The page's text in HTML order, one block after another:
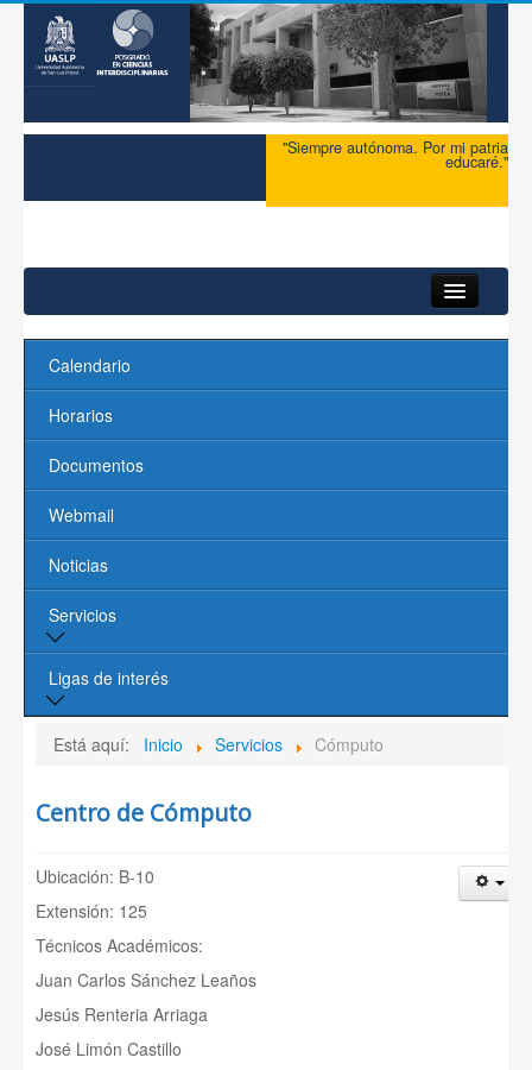
"Siempre autónoma. Por mi patria
educaré."
Acerca del PCI
Maestría
Doctorado
Profesores
Líneas de Investigación
Contacto
Calendario
Horarios
Documentos
Webmail
Noticias
Servicios
Biblioteca
Ligas de interés
Página de la UASLP
Sociedad Mexicana de Física
PROMEP
Está aquí: Inicio Servicios Cómputo
Centro de Cómputo
Ubicación: B-10
Extensión: 125
Técnicos Académicos:
Juan Carlos Sánchez Leaños
Jesús Renteria Arriaga
José Limón Castillo